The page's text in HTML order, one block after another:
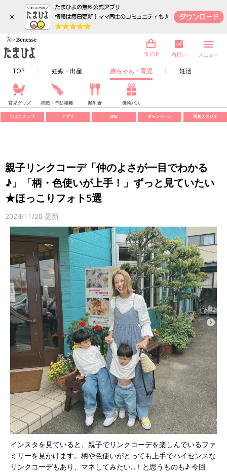
×
TOP 妊娠・出産 赤ちゃん・育児 妊活
SHOP 内祝い メニュー
育児グッズ 病気・予防接種 離乳食 優待パス
ひよこクラブ アプリ SNS キャンペーン 写真スタジオ
親子リンクコーデ「仲のよさが一目でわかる
♪」「柄・色使いが上手！」ずっと見ていたい
★ほっこりフォト5選
2024/11/20 更新
インスタを見ていると、親子でリンクコーデを楽しんでいるファ
ミリーを見かけます。柄や色使いがとっても上手でハイセンスな
リンクコーデもあり、マネしてみたい...！と思うものも♪ 今回